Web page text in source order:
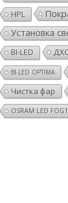
HPL
Установка
BI-LED
BI-LED OPTIMA
Чистка фар
OSRAM LED